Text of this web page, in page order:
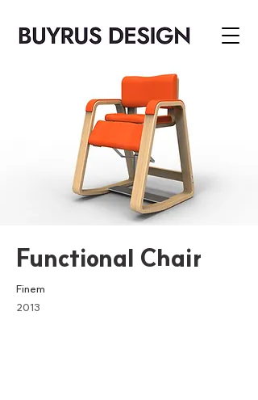
Functional Chair
Finem
2013